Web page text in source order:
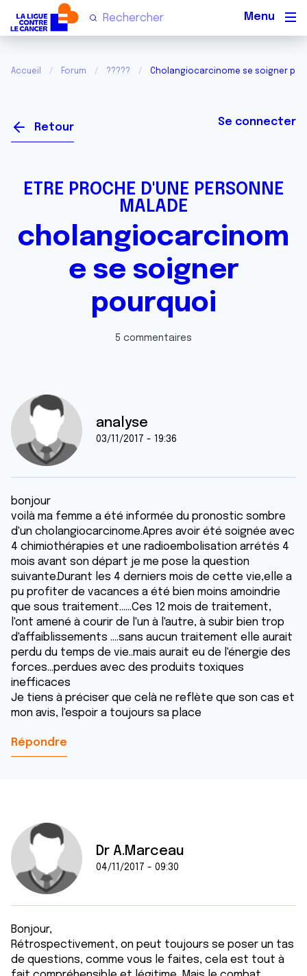
Accueil Forum ????? Cholangiocarcinome se soigner
Retour Se connecter
ETRE PROCHE D'UNE PERSONNE
MALADE
cholangiocarcinom
e se soigner
pourquoi
5 commentaires
analyse
03/11/2017 - 19:36
bonjour
voilà ma femme a été informée du pronostic sombre
d'un cholangiocarcinome.Apres avoir été soignée avec
4 chimiothérapies et une radioembolisation arrétés 4
mois avant son départ je me pose la question
suivante.Durant les 4 derniers mois de cette vie,elle a
pu profiter de vacances a été bien moins amoindrie
que sous traitement......Ces 12 mois de traitement,
l'ont amené à courir de l'un à l'autre, à subir bien trop
d'affaiblissements ....sans aucun traitement elle aurait
perdu du temps de vie..mais aurait eu de l'énergie des
forces...perdues avec des produits toxiques
inefficaces
Je tiens à préciser que celà ne reflète que son cas et
mon avis, l'espoir a toujours sa place
Répondre
Dr A.Marceau
04/11/2017 - 09:30
Bonjour,
Rétrospectivement, on peut toujours se poser un tas
de questions, comme vous le faites, cela est tout à